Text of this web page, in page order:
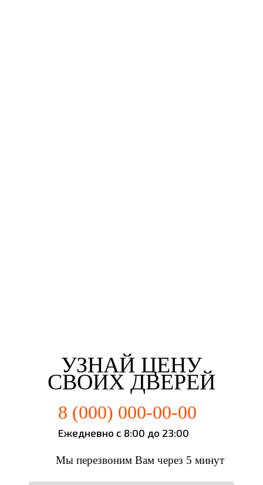
УЗНАЙ ЦЕНУ
СВОИХ ДВЕРЕЙ
8 (000) 000-00-00
Ежедневно с 8:00 до 23:00
Мы перезвоним Вам через 5 минут